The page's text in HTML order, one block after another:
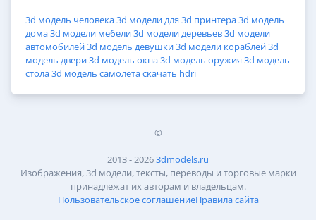
3d модель человека3d модели для 3d принтера3d модель
дома3d модели мебели3d модели деревьев3d модели
автомобилей3d модель девушки3d модели кораблей3d
модель двери3d модель окна3d модель оружия 3d модель
стола3d модель самолетаскачать hdri
©
2013 - 20263dmodels.ru
Изображения, 3d модели, тексты, переводы и торговые марки
принадлежат их авторам и владельцам.
Пользовательское соглашениеПравила сайта